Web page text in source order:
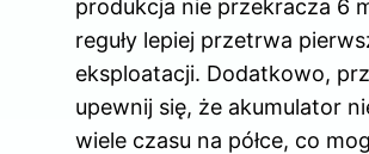
produkcja nie przekracza 6
reguły lepiej przetrwa
eksploatacji. Dodatkowo,
upewnij się, że akumulator
wiele czasu na półce, co